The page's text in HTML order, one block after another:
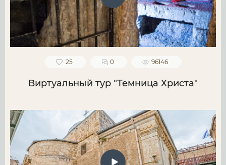
25 0 96146
Виртуальный тур "Темница Христа"